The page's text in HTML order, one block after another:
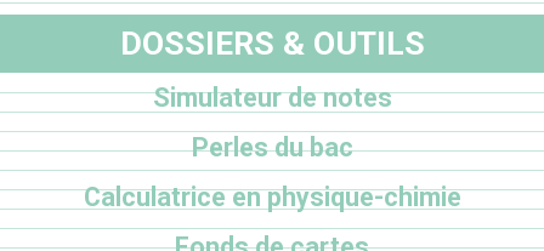
DOSSIERS & OUTILS
Simulateur de notes
Perles du bac
Calculatrice en physique-chimie